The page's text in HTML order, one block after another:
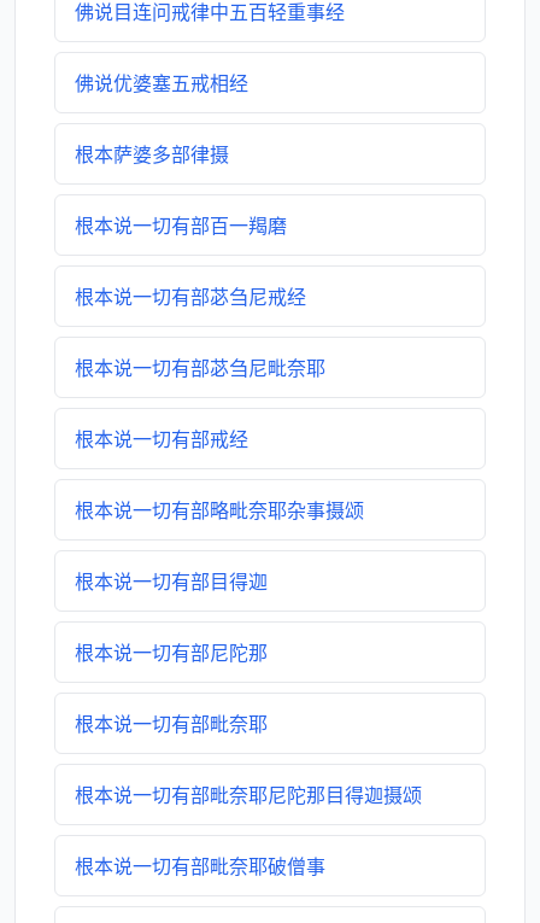
佛说目连问戒律中五百轻重事经
佛说优婆塞五戒相经
根本萨婆多部律摄
根本说一切有部百一羯磨
根本说一切有部苾刍尼戒经
根本说一切有部苾刍尼毗奈耶
根本说一切有部戒经
根本说一切有部略毗奈耶杂事摄颂
根本说一切有部目得迦
根本说一切有部尼陀那
根本说一切有部毗奈耶
根本说一切有部毗奈耶尼陀那目得迦摄颂
根本说一切有部毗奈耶破僧事